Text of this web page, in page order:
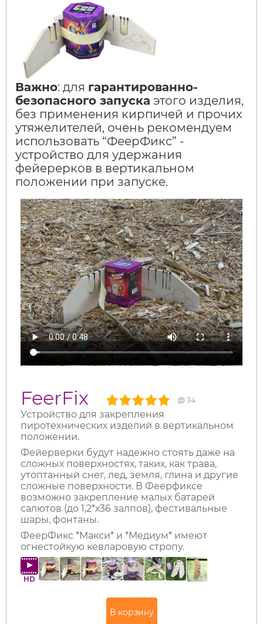
Важно: для гарантированно-
безопасного запуска этого изделия,
без применения кирпичей и прочих
утяжелителей, очень рекомендуем
использовать “ФеерФикс” -
устройство для удержания
фейерерков в вертикальном
положении при запуске.
FeerFix 34
Устройство для закрепления
пиротехнических изделий в вертикальном
положении.
Фейерверки будут надежно стоять даже на
сложных поверхностях, таких, как трава,
утоптанный снег, лед, земля, глина и другие
сложные поверхности. В Феерфиксе
возможно закрепление малых батарей
салютов (до 1,2*х36 залпов), фестивальные
шары, фонтаны.
ФеерФикс *Макси* и *Медиум* имеют
огнестойкую кевларовую стропу.
HD